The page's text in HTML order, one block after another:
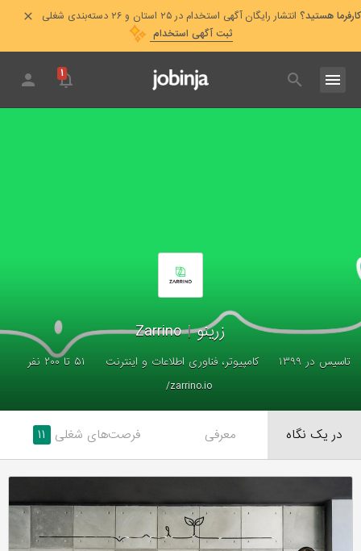
کارفرما هستید؟ انتشار رایگان آگهی استخدام در ۲۵ استان و ۲۶ دسته‌بندی شغلی
ثبت آگهی استخدام
۱
زرینو|
Zarrino
تاسیس در ۱۳۹۹ کامپیوتر، فناوری اطلاعات و اینترنت
۵۱ تا ۲۰۰ نفر
zarrino.io/
در یک نگاه معرفی فرصت‌های شغلی ۱۱